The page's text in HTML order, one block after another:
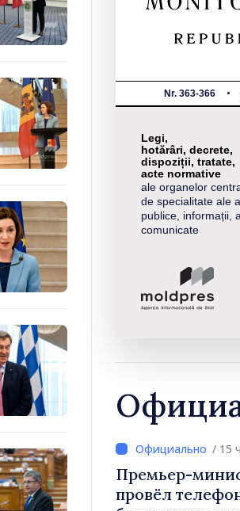
Nr. 363-366
Legi,
hotărâri, decrete,
dispoziții, tratate,
acte normative
ale organelor
de specialitate ale
publice, informații,
comunicate
/ 15
Премьер-
провёл